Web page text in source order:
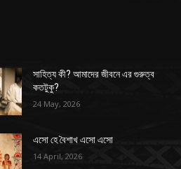
সাহিত্য কী? আমাদের জীবনে এর গুরুত্ব
কতটুকু?
24 May, 2026
এসো হে বৈশাখ এসো এসো
14 April, 2026